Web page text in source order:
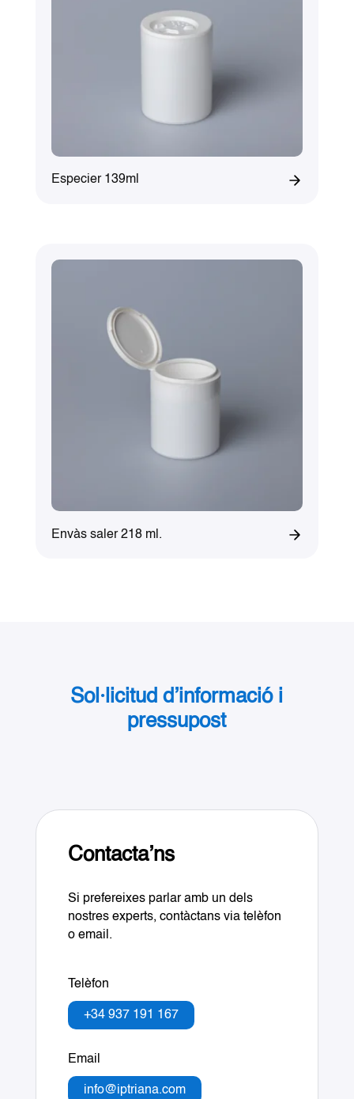
Especier 139ml
Envàs saler 218 ml.
Sol·licitud d’informació i
pressupost
Contacta’ns
Si prefereixes parlar amb un dels
nostres experts, contàctans via telèfon
o email.
Telèfon
+34 937 191 167
Email
info@iptriana.com